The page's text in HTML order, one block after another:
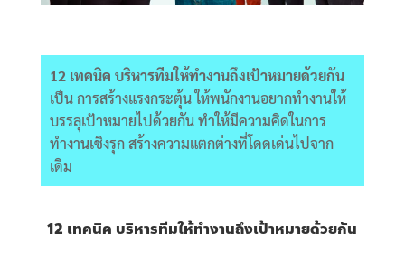
12 เทคนิค บริหารทีมให้ทำงานถึงเป้าหมายด้วยกัน
เป็น การสร้างแรงกระตุ้น ให้พนักงานอยากทำงานให้
บรรลุเป้าหมายไปด้วยกัน ทำให้มีความคิดในการ
ทำงานเชิงรุก สร้างความแตกต่างที่โดดเด่นไปจาก
เดิม
12 เทคนิค บริหารทีมให้ทำงานถึงเป้าหมายด้วยกัน